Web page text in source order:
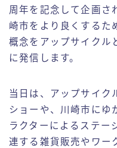
周年を記念して企画さ
崎市をより良くするた
概念をアップサイクル
に発信します。
当日は、アップサイク
ショーや、川崎市にゆ
ラクターによるステー
連する雑貨販売やワー